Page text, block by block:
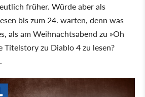
früher. Würde aber als
bis zum 24. warten, denn was
als am Weihnachtsabend zu »Oh
Titelstory zu Diablo 4 zu lesen?